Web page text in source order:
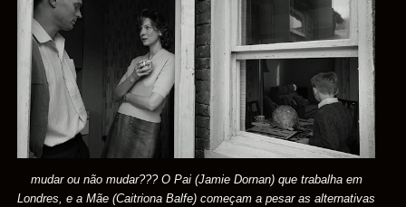
mudar ou não mudar??? O Pai (Jamie Dornan) que trabalha em
Londres, e a Mãe (Caitriona Balfe) começam a pesar as alternativas